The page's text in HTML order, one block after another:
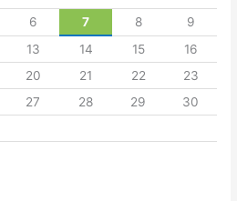
6 7 8
9
13 14 15
16
20 21 22
23
27 28 29
30